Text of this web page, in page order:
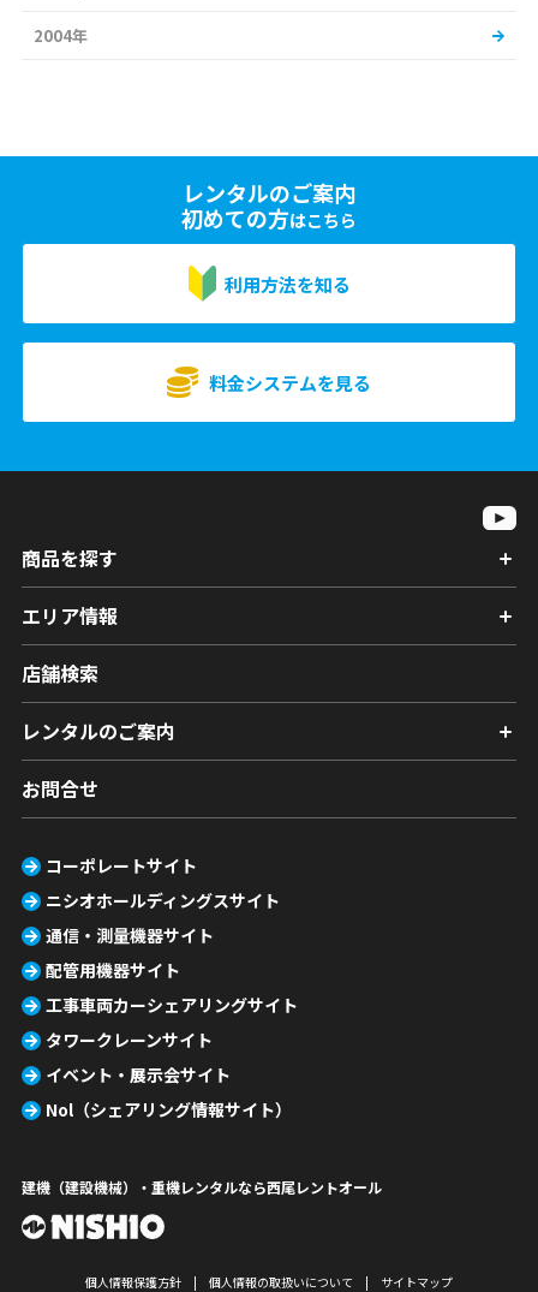
2004年
レンタルのご案内
初めての方はこちら
利用方法を知る
料金システムを見る
商品を探す
エリア情報
店舗検索
レンタルのご案内
お問合せ
コーポレートサイト
ニシオホールディングスサイト
通信・測量機器サイト
配管用機器サイト
工事車両カーシェアリングサイト
タワークレーンサイト
イベント・展示会サイト
Nol（シェアリング情報サイト）
建機（建設機械）・重機レンタルなら西尾レントオール
個人情報保護方針 個人情報の取扱いについて サイトマップ